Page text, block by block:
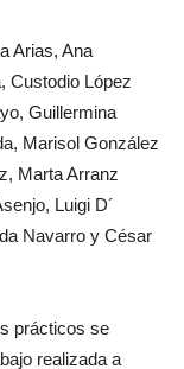
Arias, Ana
Custodio López
Guillermina
Marisol González
Marta Arranz
Luigi D´
Navarro y César
prácticos se
realizada a